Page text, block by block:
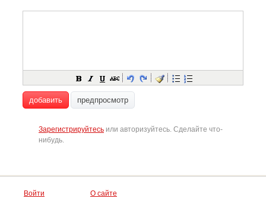
добавить предпросмотр
Зарегистрируйтесь или авторизуйтесь. Сделайте что-
нибудь.
Войти О сайте